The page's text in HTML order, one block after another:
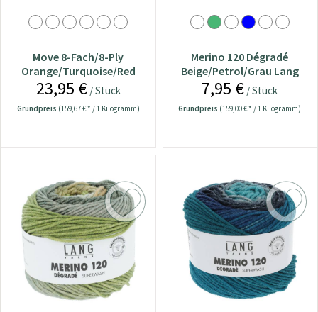
Move 8-Fach/8-Ply
Orange/Turquoise/Red
Lang Yarns Wolle
23,95 €/ Stück
Grundpreis (159,67 € * / 1 Kilogramm)
Merino 120 Dégradé
Beige/Petrol/Grau Lang
Yarns Wolle
7,95 € / Stück
Grundpreis (159,00 € * / 1 Kilogramm)